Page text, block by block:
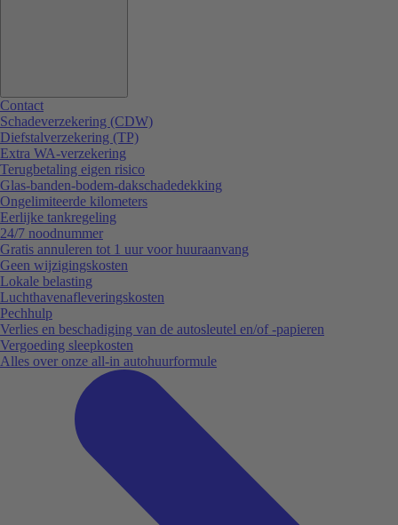
Contact
Schadeverzekering (CDW)
Diefstalverzekering (TP)
Extra WA-verzekering
Terugbetaling eigen risico
Glas-banden-bodem-dakschadedekking
Ongelimiteerde kilometers
Eerlijke tankregeling
24/7 noodnummer
Gratis annuleren tot 1 uur voor huuraanvang
Geen wijzigingskosten
Lokale belasting
Luchthavenafleveringskosten
Pechhulp
Verlies en beschadiging van de autosleutel en/of -papieren
Vergoeding sleepkosten
Alles over onze all-in autohuurformule